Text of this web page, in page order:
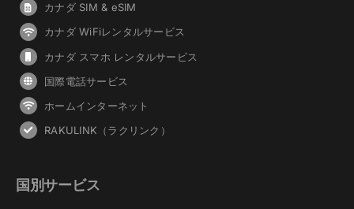
カナダ SIM & eSIM
カナダ WiFiレンタルサービス
カナダ スマホ レンタルサービス
国際電話サービス
ホームインターネット
RAKULINK（ラクリンク）
国別サービス